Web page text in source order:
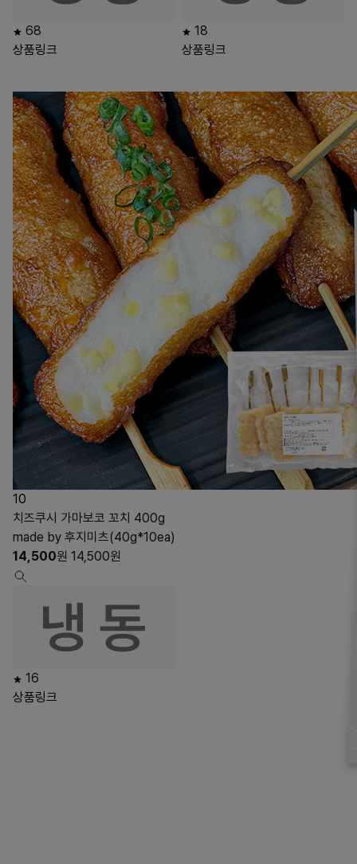
68
상품링크
18
상품링크
10
치즈쿠시 가마보코 꼬치 400g
made by 후지미츠(40g*10ea)
14,500원 14,500원
16
상품링크